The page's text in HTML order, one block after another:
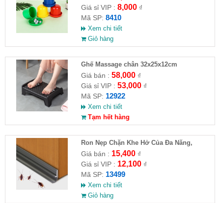
Giá sỉ VIP : 8,000₫
Mã SP: 8410
Xem chi tiết
Giỏ hàng
Ghế Massage chân 32x25x12cm
Giá bán : 58,000₫
Giá sỉ VIP : 53,000₫
Mã SP: 12922
Xem chi tiết
Tạm hết hàng
Ron Nẹp Chặn Khe Hở Của Đa Năng,
Chống Côn Trùng( HĐ )
Giá bán : 15,400₫
Giá sỉ VIP : 12,100₫
Mã SP: 13499
Xem chi tiết
Giỏ hàng